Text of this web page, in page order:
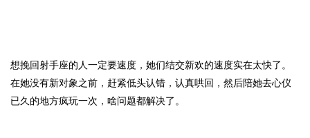
想挽回射手座的人一定要速度，她们结交新欢的速度实在太快了。
在她没有新对象之前，赶紧低头认错，认真哄回，然后陪她去心仪
已久的地方疯玩一次，啥问题都解决了。